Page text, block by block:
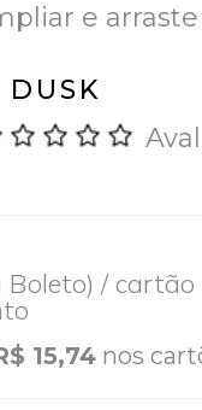
e
DUSK
Boleto) /
15,74 nos